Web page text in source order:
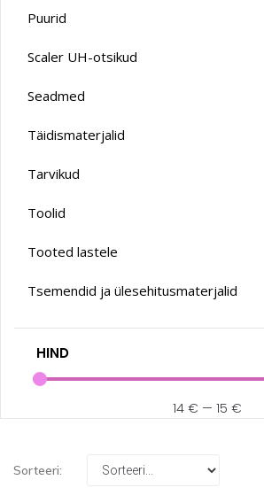
Puurid
Scaler UH-otsikud
Seadmed
Täidismaterjalid
Tarvikud
Toolid
Tooted lastele
Tsemendid ja ülesehitusmaterjalid
HIND
14 € —15 €
Sorteeri: